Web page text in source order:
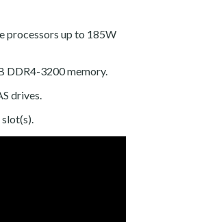
processors up to 185W
DDR4-3200 memory.
drives.